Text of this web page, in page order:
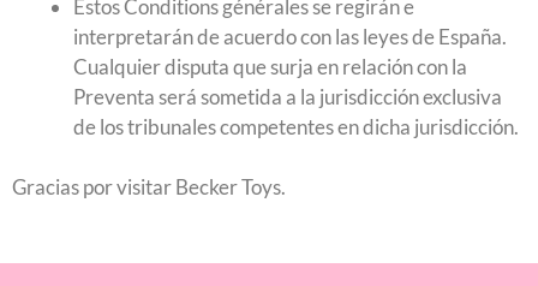
Estos Conditions générales se regirán e
interpretarán de acuerdo con las leyes de España.
Cualquier disputa que surja en relación con la
Preventa será sometida a la jurisdicción exclusiva
de los tribunales competentes en dicha jurisdicción.
Gracias por visitar Becker Toys.